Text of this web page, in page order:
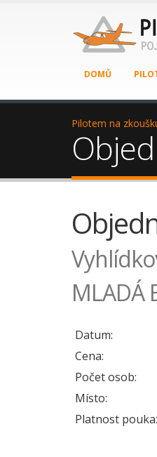
DOMŮ
Pilotem na
MLADÁ
Datum:
Cena:
Počet osob:
Místo:
Platnost